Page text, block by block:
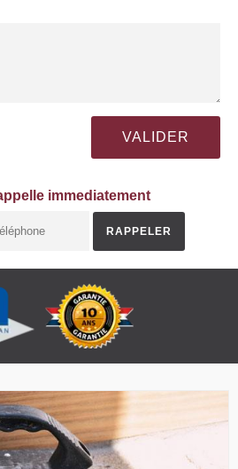
immediatement